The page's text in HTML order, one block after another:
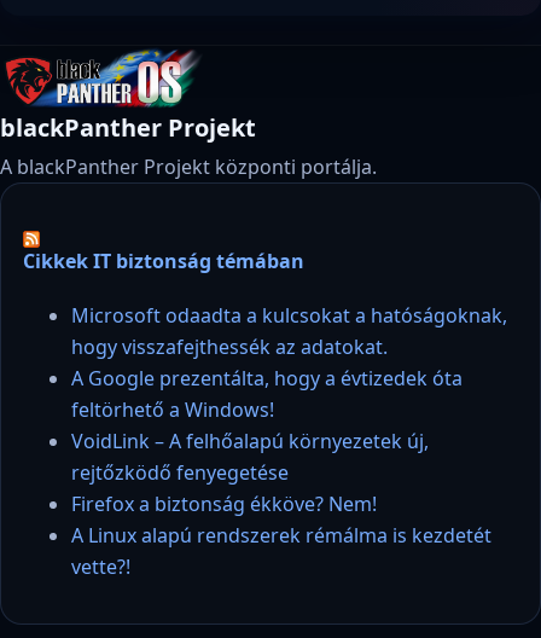
blackPanther Projekt
A blackPanther Projekt központi portálja.
Cikkek IT biztonság témában
Microsoft odaadta a kulcsokat a hatóságoknak,
hogy visszafejthessék az adatokat.
A Google prezentálta, hogy a évtizedek óta
feltörhető a Windows!
VoidLink – A felhőalapú környezetek új,
rejtőzködő fenyegetése
Firefox a biztonság ékköve? Nem!
A Linux alapú rendszerek rémálma is kezdetét
vette?!